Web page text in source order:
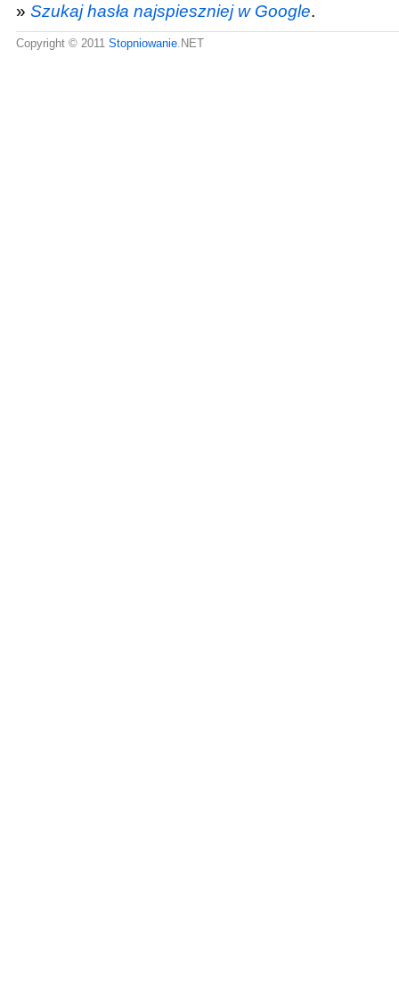
» Szukaj hasła najspieszniej w Google.
Copyright © 2011 Stopniowanie.NET